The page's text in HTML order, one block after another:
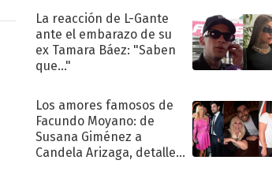
La reacción de L-Gante
ante el embarazo de su
ex Tamara Báez: "Saben
que..."
Los amores famosos de
Facundo Moyano: de
Susana Giménez a
Candela Arizaga, detalles